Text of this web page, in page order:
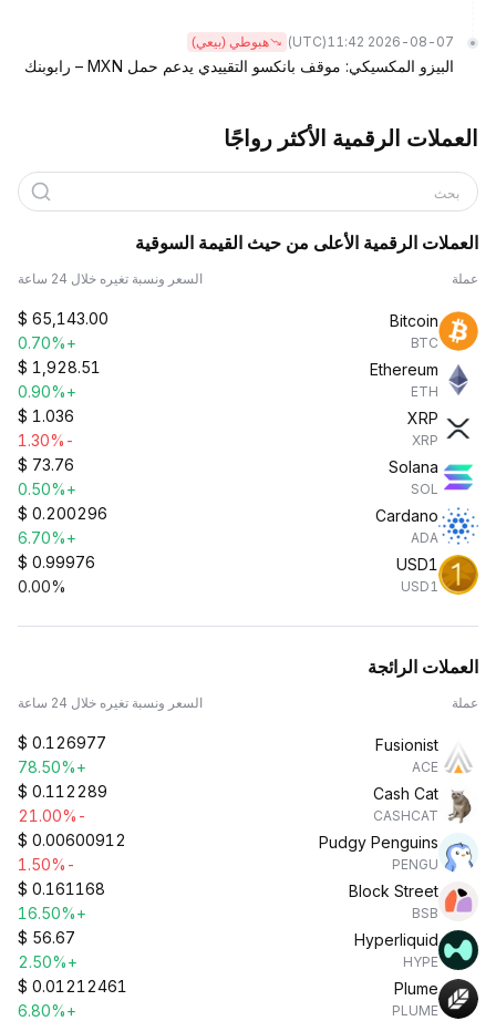
2026-08-07 11:42
(UTC) هبوطي (بيعي)
البيزو المكسيكي: موقف بانكسو التقييدي يدعم حمل MXN – رابوبنك
العملات الرقمية الأكثر رواجًا
بحث
العملات الرقمية الأعلى من حيث القيمة السوقية
عملة السعر ونسبة تغيره خلال 24 ساعة
Bitcoin
BTC
$ 65,143.00
+0.70%
Ethereum
ETH
$ 1,928.51
+0.90%
XRP
XRP
$ 1.036
-1.30%
Solana
SOL
$ 73.76
+0.50%
Cardano
ADA
$ 0.200296
+6.70%
USD1
USD1
$ 0.99976
0.00%
العملات الرائجة
عملة السعر ونسبة تغيره خلال 24 ساعة
Fusionist
ACE
$ 0.126977
+78.50%
Cash Cat
CASHCAT
$ 0.112289
-21.00%
Pudgy Penguins
PENGU
$ 0.00600912
-1.50%
Block Street
BSB
$ 0.161168
+16.50%
Hyperliquid
HYPE
$ 56.67
+2.50%
Plume
PLUME
$ 0.01212461
+6.80%